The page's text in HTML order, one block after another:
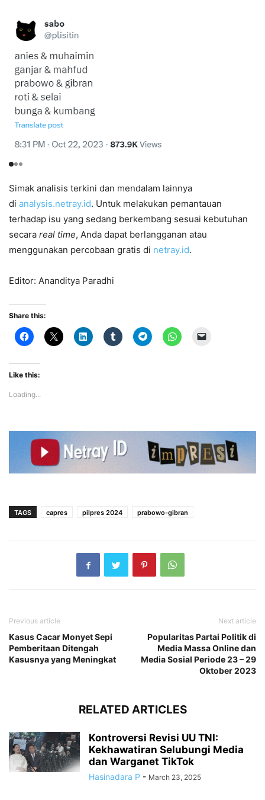
Simak analisis terkini dan mendalam lainnya
di analysis.netray.id. Untuk melakukan pemantauan
terhadap isu yang sedang berkembang sesuai kebutuhan
secara real time, Anda dapat berlangganan atau
menggunakan percobaan gratis di netray.id.
Editor: Ananditya Paradhi
Share this:
Like this:
Loading...
TAGS capres pilpres 2024 prabowo-gibran
Previous article
Kasus Cacar Monyet Sepi
Pemberitaan Ditengah
Kasusnya yang Meningkat
Next article
Popularitas Partai Politik di
Media Massa Online dan
Media Sosial Periode 23 – 29
Oktober 2023
RELATED ARTICLES
Kontroversi Revisi UU TNI:
Kekhawatiran Selubungi Media
dan Warganet TikTok
Hasinadara P - March 23, 2025